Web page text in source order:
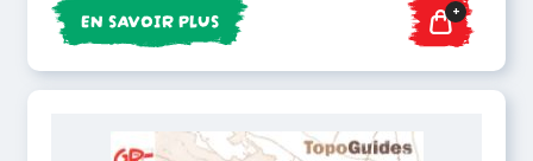
EN SAVOIR PLUS +